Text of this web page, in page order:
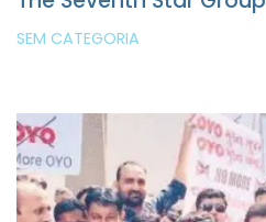
SEM CATEGORIA